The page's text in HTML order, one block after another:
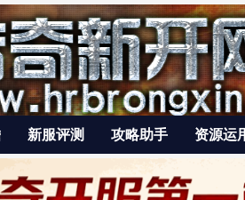
新服评测 攻略助手 资源运